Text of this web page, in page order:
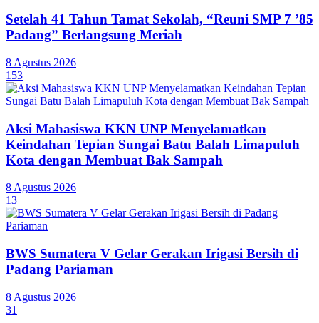
Setelah 41 Tahun Tamat Sekolah, “Reuni SMP 7 ’85
Padang” Berlangsung Meriah
8 Agustus 2026
153
Aksi Mahasiswa KKN UNP Menyelamatkan
Keindahan Tepian Sungai Batu Balah Limapuluh
Kota dengan Membuat Bak Sampah
8 Agustus 2026
13
BWS Sumatera V Gelar Gerakan Irigasi Bersih di
Padang Pariaman
8 Agustus 2026
31